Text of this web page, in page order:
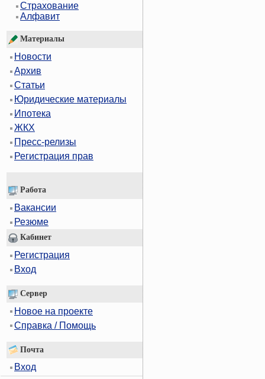
Страхование
Алфавит
Материалы
Новости
Архив
Статьи
Юридические материалы
Ипотека
ЖКХ
Пресс-релизы
Регистрация прав
Работа
Вакансии
Резюме
Кабинет
Регистрация
Вход
Сервер
Новое на проекте
Справка / Помощь
Почта
Вход